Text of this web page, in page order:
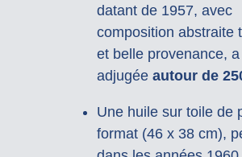
datant de 1957, avec
composition abstraite
et belle provenance,
adjugée autour de
Une huile sur toile de
format (46 x 38 cm),